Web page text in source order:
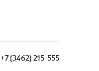
+7 (3462) 215-555